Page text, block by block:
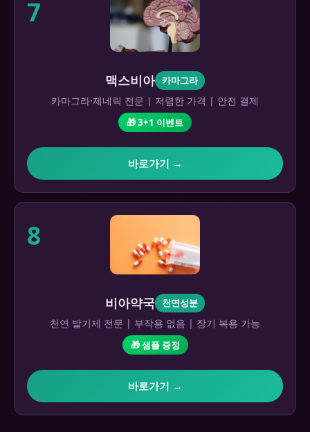
7
맥스비아 카마그라
카마그라·제네릭 전문 | 저렴한 가격 | 안전 결제
🎁 3+1 이벤트
바로가기 →
8
비아약국 천연성분
천연 발기제 전문 | 부작용 없음 | 장기 복용 가능
🎁 샘플 증정
바로가기 →